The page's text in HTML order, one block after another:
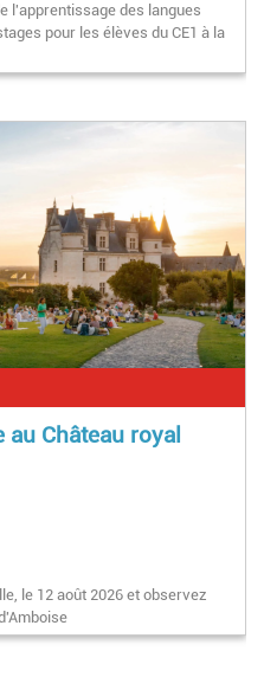
l'apprentissage des langues
pour les élèves du CE1 à la
au Château royal
le 12 août 2026 et observez